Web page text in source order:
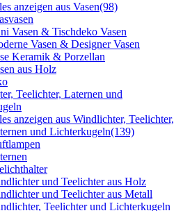
anzeigen aus Vasen(98)
Vasen & Tischdeko Vasen
Vasen & Designer Vasen
Keramik & Porzellan
aus Holz
Teelichter, Laternen und
anzeigen aus Windlichter, Teelichter,
und Lichterkugeln(139)
und Teelichter aus Holz
und Teelichter aus Metall
Teelichter und Lichterkugeln